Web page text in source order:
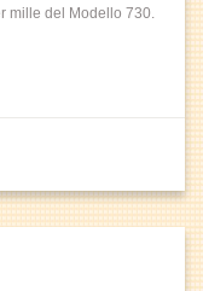
mille del Modello 730.